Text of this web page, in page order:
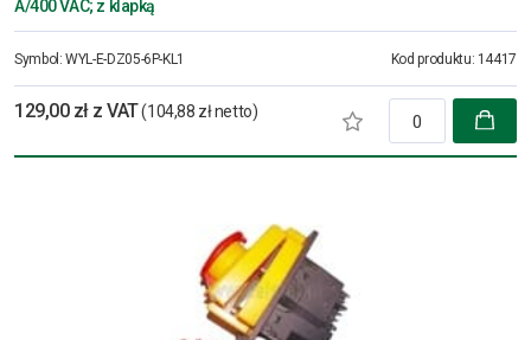
A/400 VAC; z klapką
Symbol:WYL-E-DZ05-6P-KL1 Kod produktu: 14417
129,00 zł z VAT(104,88 zł netto)